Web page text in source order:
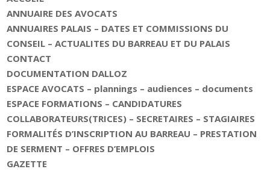
ANNUAIRE DES AVOCATS
ANNUAIRES PALAIS – DATES ET COMMISSIONS DU
CONSEIL – ACTUALITES DU BARREAU ET DU PALAIS
CONTACT
DOCUMENTATION DALLOZ
ESPACE AVOCATS – plannings – audiences – documents
ESPACE FORMATIONS – CANDIDATURES
COLLABORATEURS(TRICES) – SECRETAIRES – STAGIAIRES
FORMALITÉS D’INSCRIPTION AU BARREAU – PRESTATION
DE SERMENT – OFFRES D’EMPLOIS
GAZETTE